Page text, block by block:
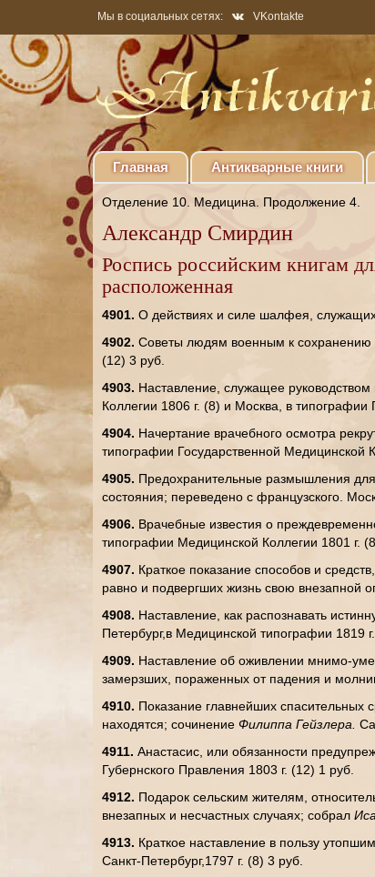
Мы в социальных сетях: VKontakte
Главная Антикварные книги
Отделение 10. Медицина. Продолжение 4.
Александр Смирдин
Роспись российским книгам
расположенная
4901. О действиях и силе шалфея, служащих
4902. Советы людям военным к сохранению
(12) 3 руб.
4903. Наставление, служащее
Коллегии 1806 г. (8) и Москва, в типографии
4904. Начертание врачебного осмотра
типографии Государственной Медицинской
4905. Предохранительные размышления для
состояния; переведено с французского.
4906. Врачебные известия о
типографии Медицинской Коллегии 1801 г.
4907. Краткое показание способов и
равно и подвергших жизнь свою внезапной
4908. Наставление, как распознавать
Петербург,в Медицинской типографии 1819
4909. Наставление об оживлении мнимо-
замерзших, пораженных от падения и
4910. Показание главнейших спасительных
находятся; сочинение Филиппа Гейзлера.
4911. Анастасис, или обязанности
Губернского Правления 1803 г. (12) 1 руб.
4912. Подарок сельским жителям,
внезапных и несчастных случаях; собрал
4913. Краткое наставление в пользу
Санкт-Петербург,1797 г. (8) 3 руб.